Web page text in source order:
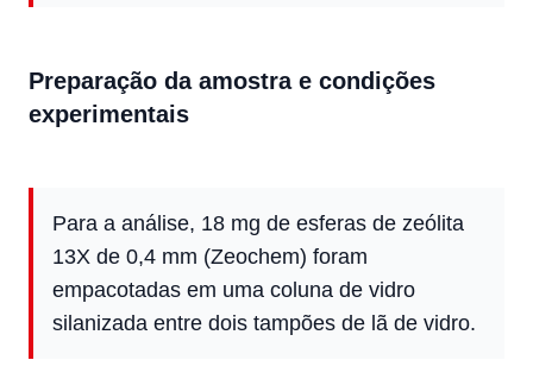
Preparação da amostra e condições
experimentais
Para a análise, 18 mg de esferas de zeólita
13X de 0,4 mm (Zeochem) foram
empacotadas em uma coluna de vidro
silanizada entre dois tampões de lã de vidro.